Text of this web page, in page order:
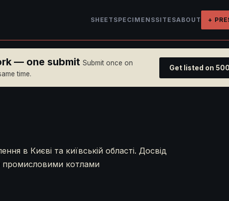
SHEET SPECIMENSSITESABOUT +
— one submit Submit once on
time.
Get listed on
в Києві та київській області. Досвід
промисловими котлами